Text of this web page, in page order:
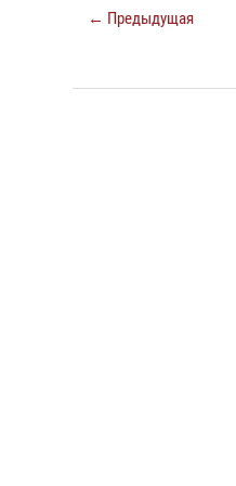
← Предыдущая